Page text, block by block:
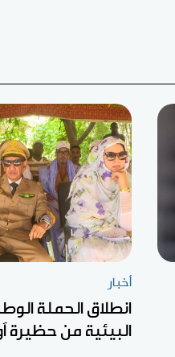
أخبار
انطلاق الحملة
البيئية من حظيرة